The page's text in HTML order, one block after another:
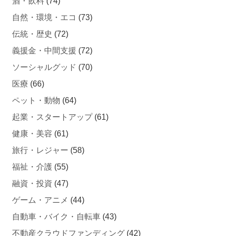
自然・環境・エコ (73)
伝統・歴史 (72)
義援金・中間支援 (72)
ソーシャルグッド (70)
医療 (66)
ペット・動物 (64)
起業・スタートアップ(61)
健康・美容 (61)
旅行・レジャー (58)
福祉・介護 (55)
融資・投資 (47)
ゲーム・アニメ (44)
自動車・バイク・自転車 (43)
不動産クラウドファンディング (42)